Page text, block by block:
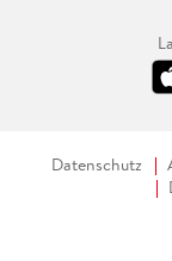
Datenschutz